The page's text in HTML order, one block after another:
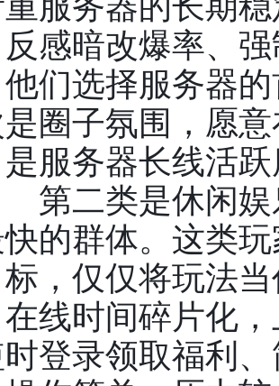
感暗改爆率、
们选择服务器
圈子氛围，愿
服务器长线活
二类是休闲
的群体。这类
，仅仅将玩法
线时间碎片化
登录领取福利